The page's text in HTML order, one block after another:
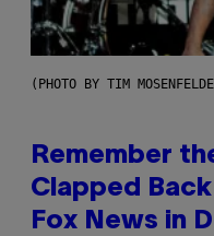
(PHOTO BY TIM
Remember
Clapped Back
Fox News in